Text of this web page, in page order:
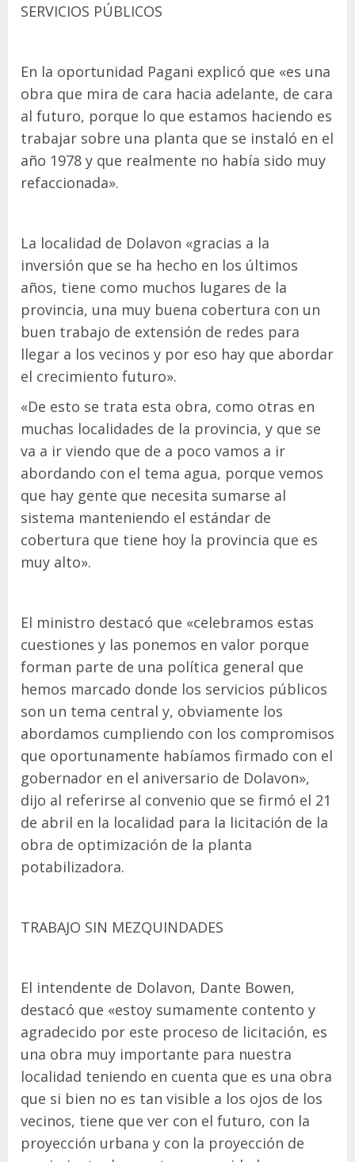
SERVICIOS PÚBLICOS
En la oportunidad Pagani explicó que «es una
obra que mira de cara hacia adelante, de cara
al futuro, porque lo que estamos haciendo es
trabajar sobre una planta que se instaló en el
año 1978 y que realmente no había sido muy
refaccionada».
La localidad de Dolavon «gracias a la
inversión que se ha hecho en los últimos
años, tiene como muchos lugares de la
provincia, una muy buena cobertura con un
buen trabajo de extensión de redes para
llegar a los vecinos y por eso hay que abordar
el crecimiento futuro».
«De esto se trata esta obra, como otras en
muchas localidades de la provincia, y que se
va a ir viendo que de a poco vamos a ir
abordando con el tema agua, porque vemos
que hay gente que necesita sumarse al
sistema manteniendo el estándar de
cobertura que tiene hoy la provincia que es
muy alto».
El ministro destacó que «celebramos estas
cuestiones y las ponemos en valor porque
forman parte de una política general que
hemos marcado donde los servicios públicos
son un tema central y, obviamente los
abordamos cumpliendo con los compromisos
que oportunamente habíamos firmado con el
gobernador en el aniversario de Dolavon»,
dijo al referirse al convenio que se firmó el 21
de abril en la localidad para la licitación de la
obra de optimización de la planta
potabilizadora.
TRABAJO SIN MEZQUINDADES
El intendente de Dolavon, Dante Bowen,
destacó que «estoy sumamente contento y
agradecido por este proceso de licitación, es
una obra muy importante para nuestra
localidad teniendo en cuenta que es una obra
que si bien no es tan visible a los ojos de los
vecinos, tiene que ver con el futuro, con la
proyección urbana y con la proyección de